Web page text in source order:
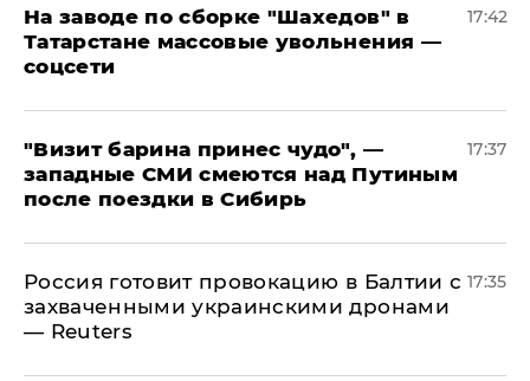
На заводе по сборке "Шахедов" в
Татарстане массовые увольнения —
соцсети
17:42
"Визит барина принес чудо", —
западные СМИ смеются над Путиным
после поездки в Сибирь
17:37
​Россия готовит провокацию в Балтии с
захваченными украинскими дронами
— Reuters
17:35